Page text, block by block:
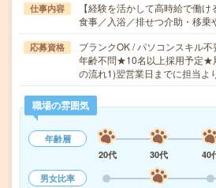
仕事内容
【経験を活かして高時給で働
食事／入浴／排せつ介助・移
応募資格
ブランクOK / パソコンスキル
年齢不問★10名以上採用予定★
の流れ1)翌営業日までに担当
職場の雰囲気
年齢層
20代
30代 40
男女比率